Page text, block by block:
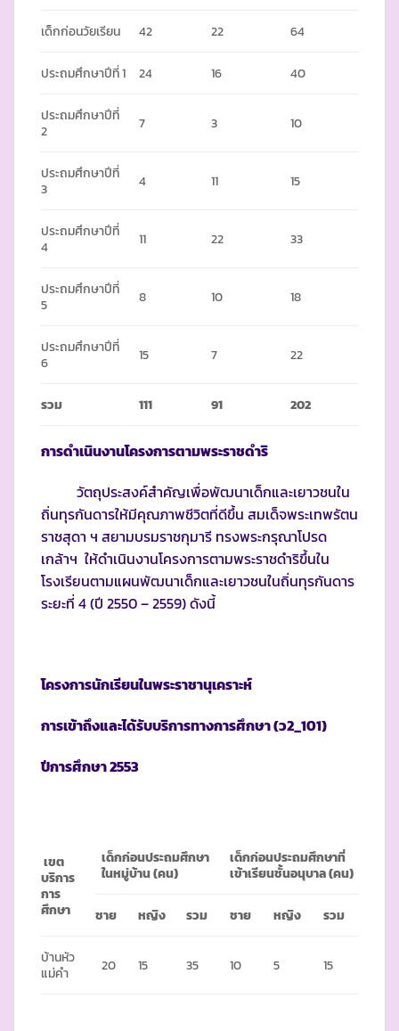
เด็กก่อนวัยเรียน 42 22 64
ประถมศึกษาปีที่ 1 24 16 40
ประถมศึกษาปีที่
2
7 3 10
ประถมศึกษาปีที่
3
4 11 15
ประถมศึกษาปีที่
4
11 22 33
ประถมศึกษาปีที่
5
8 10 18
ประถมศึกษาปีที่
6
15 7 22
รวม 111 91 202
การดำเนินงานโครงการตามพระราชดำริ
วัตถุประสงค์สำคัญเพื่อพัฒนาเด็กและเยาวชนใน
ถิ่นทุรกันดารให้มีคุณภาพชีวิตที่ดีขึ้น สมเด็จพระเทพรัตน
ราชสุดา ฯ สยามบรมราชกุมารี ทรงพระกรุณาโปรด
เกล้าฯ ให้ดำเนินงานโครงการตามพระราชดำริขึ้นใน
โรงเรียนตามแผนพัฒนาเด็กและเยาวชนในถิ่นทุรกันดาร
ระยะที่ 4 (ปี 2550 – 2559) ดังนี้
โครงการนักเรียนในพระราชานุเคราะห์
การเข้าถึงและได้รับบริการทางการศึกษา (ว2_101)
ปีการศึกษา2553
เขต
บริการ
การ
ศึกษา
เด็กก่อนประถมศึกษา
ในหมู่บ้าน (คน)
เด็กก่อนประถมศึกษาที่
เข้าเรียนชั้นอนุบาล (คน)
ชาย หญิง รวม ชาย หญิง รวม
บ้านหัว
แม่คำ
20 15 35 10 5 15